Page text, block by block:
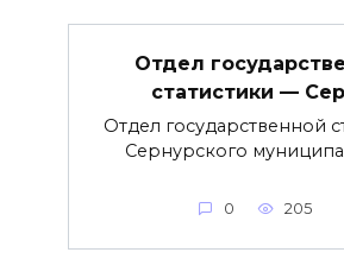
Отдел
статистики —
Отдел государственной
Сернурского
0 205